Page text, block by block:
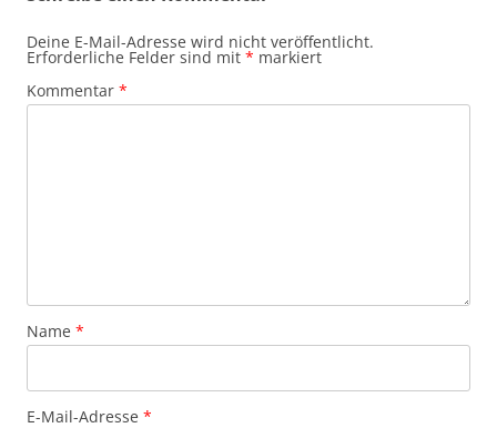
Deine E-Mail-Adresse wird nicht veröffentlicht.
Erforderliche Felder sind mit * markiert
Kommentar *
Name *
E-Mail-Adresse *